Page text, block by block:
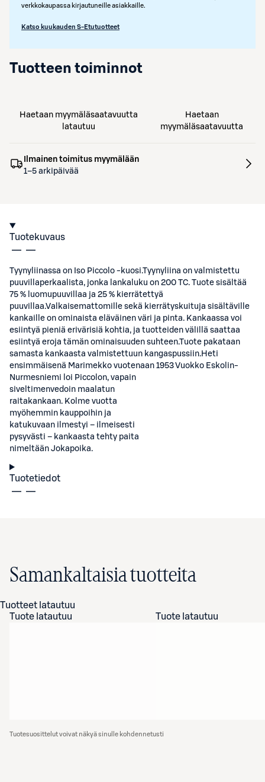
verkkokaupassa kirjautuneille asiakkaille.
Katso kuukauden S-Etutuotteet
Tuotteen toiminnot
Haetaan myymäläsaatavuutta
latautuu
Haetaan
myymäläsaatavuutta
Ilmainen toimitus myymälään
1–5 arkipäivää
Tuotekuvaus
Tyynyliinassa on Iso Piccolo -kuosi.Tyynyliina on valmistettu
puuvillaperkaalista, jonka lankaluku on 200 TC. Tuote sisältää
75 % luomupuuvillaa ja 25 % kierrätettyä
puuvillaa.Valkaisemattomille sekä kierrätyskuituja sisältäville
kankaille on ominaista eläväinen väri ja pinta. Kankaassa voi
esiintyä pieniä erivärisiä kohtia, ja tuotteiden välillä saattaa
esiintyä eroja tämän ominaisuuden suhteen.Tuote pakataan
samasta kankaasta valmistettuun kangaspussiin.Heti
ensimmäisenä Marimekko vuotenaan 1953 Vuokko Eskolin-
Nurmesniemi loi Piccolon, vapain
siveltimenvedoin maalatun
raitakankaan. Kolme vuotta
myöhemmin kauppoihin ja
katukuvaan ilmestyi – ilmeisesti
pysyvästi – kankaasta tehty paita
nimeltään Jokapoika.
Tuotetiedot
Samankaltaisia tuotteita
Tuotteet latautuu
Tuote latautuu
Tuote latautuu
Tuotesuosittelut voivat näkyä sinulle kohdennetusti